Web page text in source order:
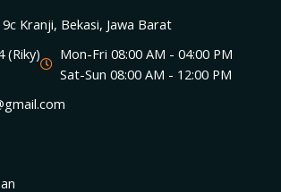
9c Kranji, Bekasi, Jawa Barat
(Riky)
Mon-Fri 08:00 AM - 04:00 PM
Sat-Sun 08:00 AM - 12:00 PM